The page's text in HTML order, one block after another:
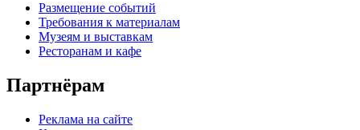
Размещение событий
Требования к материалам
Музеям и выставкам
Ресторанам и кафе
Партнёрам
Реклама на сайте